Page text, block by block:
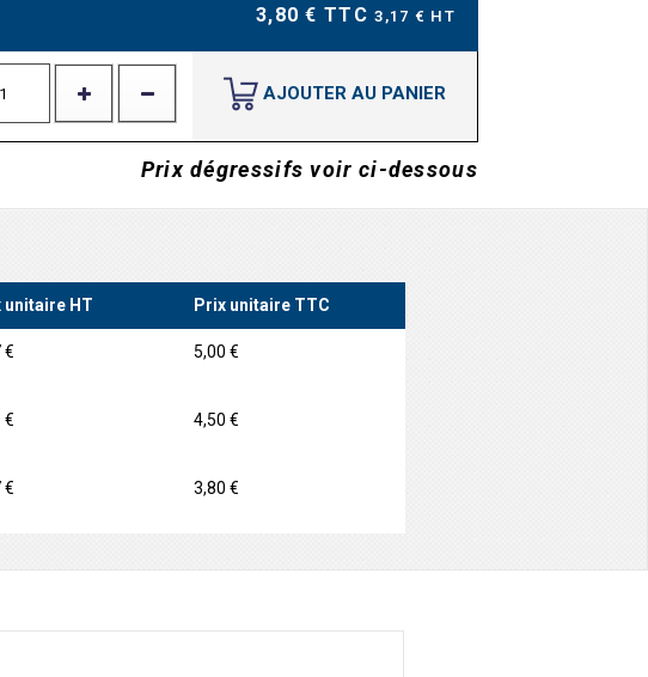
3,80 € TTC3,17 € HT
AJOUTER AU PANIER
Prix dégressifs voir ci-dessous
unitaire HT Prix unitaire TTC
€ 5,00 €
€ 4,50 €
€ 3,80 €